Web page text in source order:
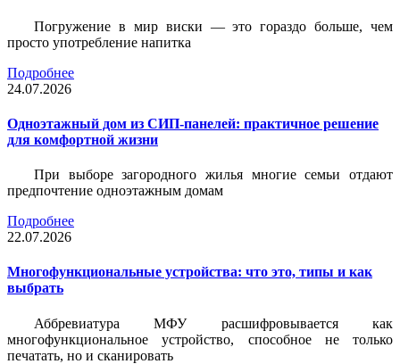
Погружение в мир виски — это гораздо больше, чем
просто употребление напитка
Подробнее
24.07.2026
Одноэтажный дом из СИП-панелей: практичное решение
для комфортной жизни
При выборе загородного жилья многие семьи отдают
предпочтение одноэтажным домам
Подробнее
22.07.2026
Многофункциональные устройства: что это, типы и как
выбрать
Аббревиатура МФУ расшифровывается как
многофункциональное устройство, способное не только
печатать, но и сканировать